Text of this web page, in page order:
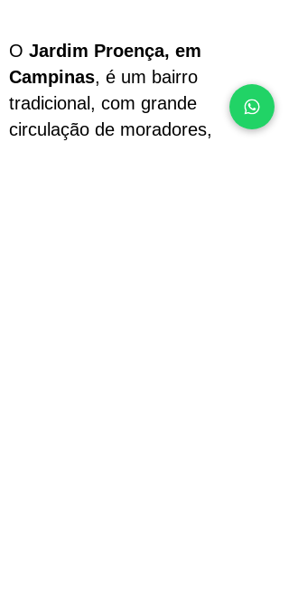
O Jardim Proença, em
Campinas, é um bairro
tradicional, com grande
circulação de moradores,